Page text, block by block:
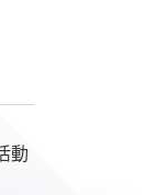
動